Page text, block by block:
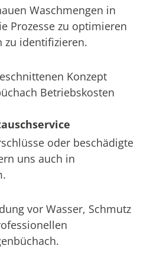
Waschmengen in
Prozesse zu optimieren
zu identifizieren.
Konzept
Betriebskosten
oder beschädigte
uns auch in
vor Wasser, Schmutz